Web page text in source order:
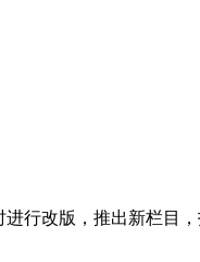
行改版，推出新栏目